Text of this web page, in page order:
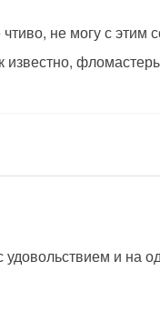
не могу с этим
известно,
удовольствием и на